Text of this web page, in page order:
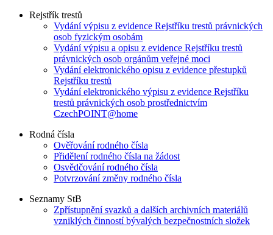
Rejstřík trestů
Vydání výpisu z evidence Rejstříku trestů právnických
osob fyzickým osobám
Vydání výpisu a opisu z evidence Rejstříku trestů
právnických osob orgánům veřejné moci
Vydání elektronického opisu z evidence přestupků
Rejstříku trestů
Vydání elektronického výpisu z evidence Rejstříku
trestů právnických osob prostřednictvím
CzechPOINT@home
Rodná čísla
Ověřování rodného čísla
Přidělení rodného čísla na žádost
Osvědčování rodného čísla
Potvrzování změny rodného čísla
Seznamy StB
Zpřístupnění svazků a dalších archivních materiálů
vzniklých činností bývalých bezpečnostních složek